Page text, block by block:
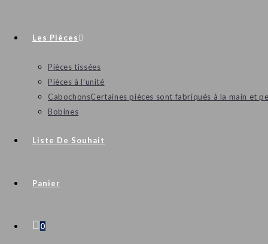
Les Pièces
Pièces tissées
Pièces à l’unité
CabochonsCertaines pièces sont fabriqués à la main et
Bobines
Liste De Souhait
Panier
0